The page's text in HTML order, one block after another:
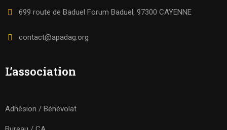
699 route de Baduel Forum Baduel, 97300 CAYENNE
contact@apadag.org
L’association
Adhésion / Bénévolat